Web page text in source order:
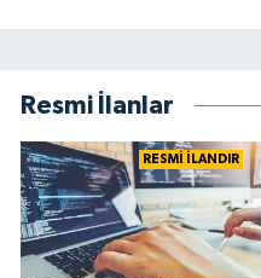
Resmi İlanlar
RESMİ İLANDIR